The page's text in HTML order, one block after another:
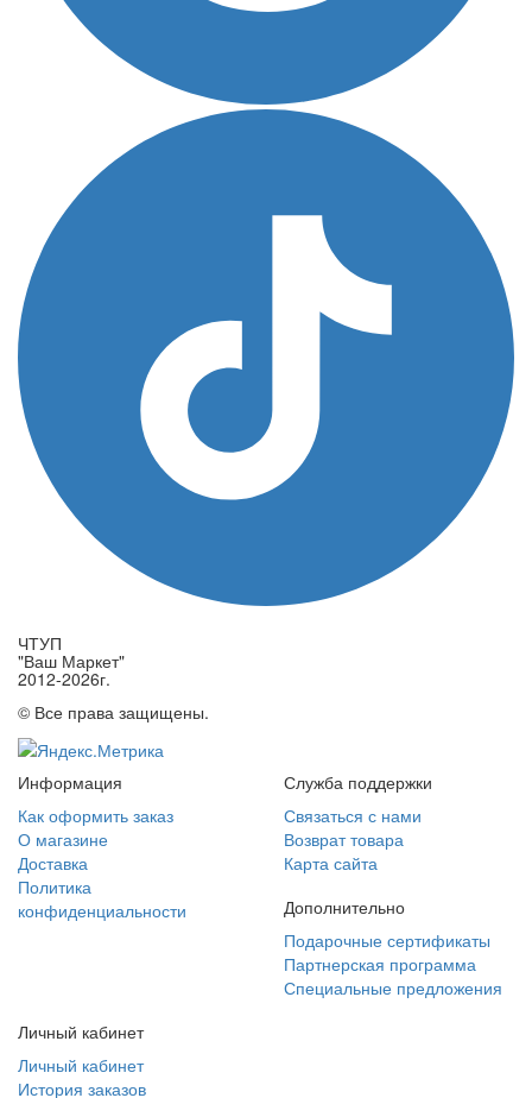
ЧТУП
"Ваш Маркет"
2012-2026г.
© Все права защищены.
Информация
Как оформить заказ
О магазине
Доставка
Политика
конфиденциальности
Служба поддержки
Связаться с нами
Возврат товара
Карта сайта
Дополнительно
Подарочные сертификаты
Партнерская программа
Специальные предложения
Личный кабинет
Личный кабинет
История заказов